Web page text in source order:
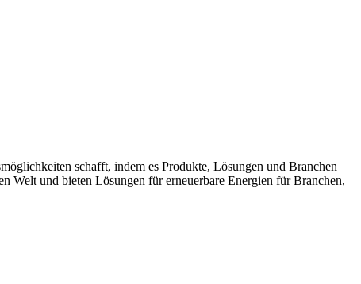
schafft, indem es Produkte, Lösungen und Branchen
Welt und bieten Lösungen für erneuerbare Energien für Branchen,